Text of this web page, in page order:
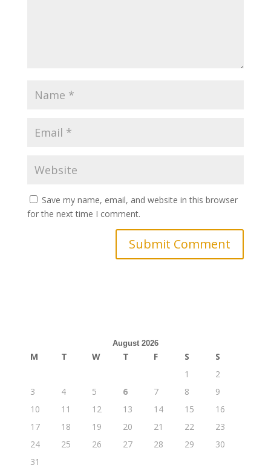
Save my name, email, and website in this browser
for the next time I comment.
August 2026
M T W T F S
S
1
2
3
4 5 6 7 8
9
10
11 12 13 14 15
16
17
18 19 20 21 22
23
24
25 26 27 28 29
30
31